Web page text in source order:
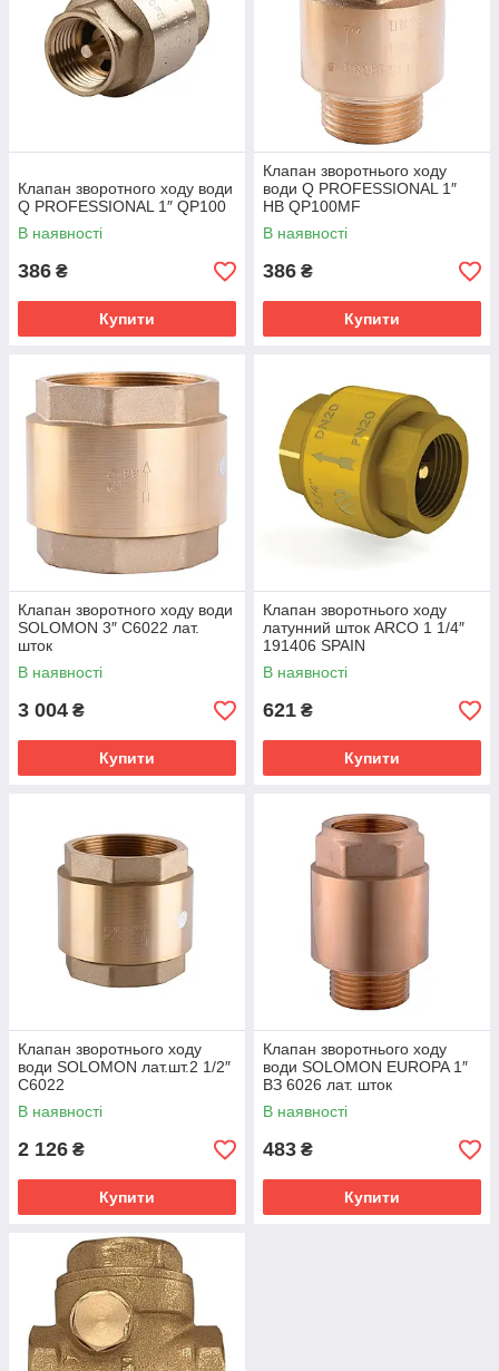
Клапан зворотного ходу води
Q PROFESSIONAL 1″ QP100
В наявності
386 ₴
Купити
Клапан зворотнього ходу
води Q PROFESSIONAL 1″
НВ QP100MF
В наявності
386 ₴
Купити
Клапан зворотного ходу води
SOLOMON 3″ C6022 лат.
шток
В наявності
3 004 ₴
Купити
Клапан зворотнього ходу
латунний шток ARCO 1 1/4″
191406 SPAIN
В наявності
621 ₴
Купити
Клапан зворотнього ходу
води SOLOMON лат.шт.2 1/2″
С6022
В наявності
2 126 ₴
Купити
Клапан зворотнього ходу
води SOLOMON EUROPA 1″
ВЗ 6026 лат. шток
В наявності
483 ₴
Купити